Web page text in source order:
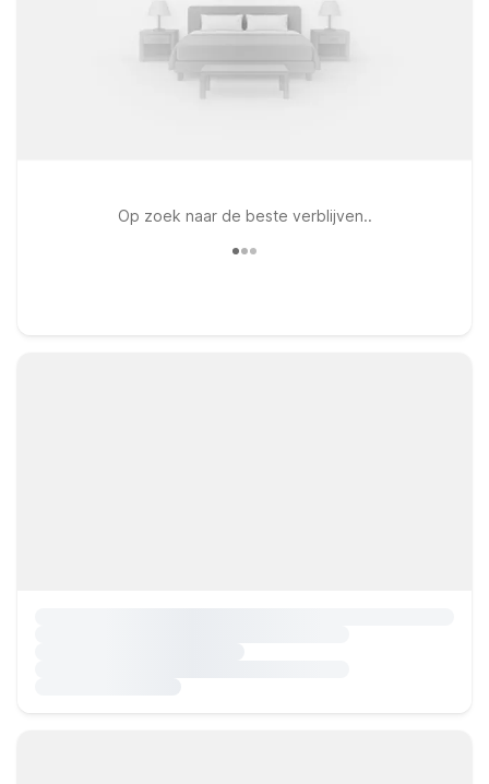
Op zoek naar de beste verblijven..